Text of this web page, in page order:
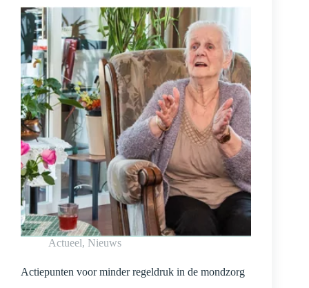
Actueel, Nieuws
Actiepunten voor minder regeldruk in de mondzorg